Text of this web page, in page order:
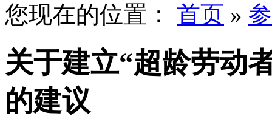
您现在的位置： 首页 »
关于建立“超龄劳动
的建议